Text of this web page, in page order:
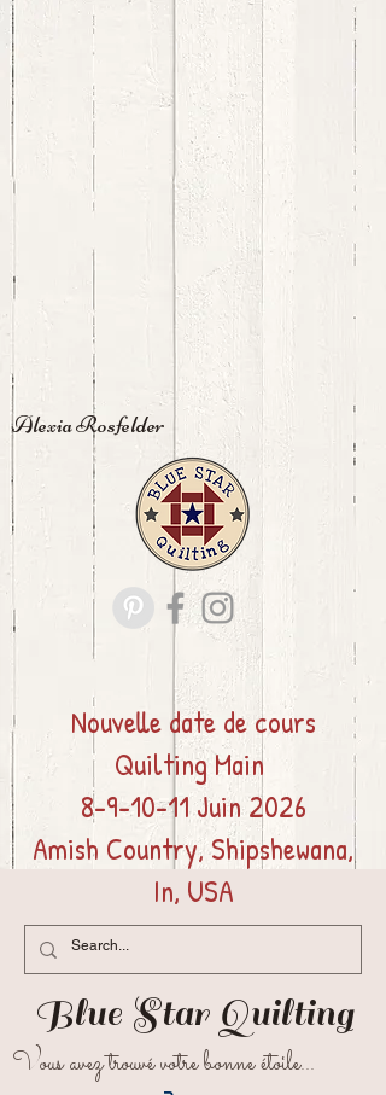
Alexia Rosfelder
Nouvelle date de cours
QuiltingMain
8-9-10-11 Juin 2026
Amish Country, Shipshewana,
In, USA
Blue Star Quilting
Vous avez trouvé votre bonne étoile...